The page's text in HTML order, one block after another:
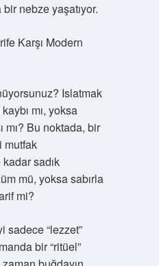
nebze yaşatıyor.
Karşı Modern
Islatmak
mı, yoksa
mı? Bu noktada, bir
mutfak
kadar sadık
mü, yoksa sabırla
mi?
sadece “lezzet”
bir “ritüel”